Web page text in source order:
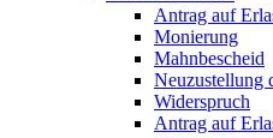
Antrag auf
Monierung
Mahnbescheid
Neuzustellung
Widerspruch
Antrag auf